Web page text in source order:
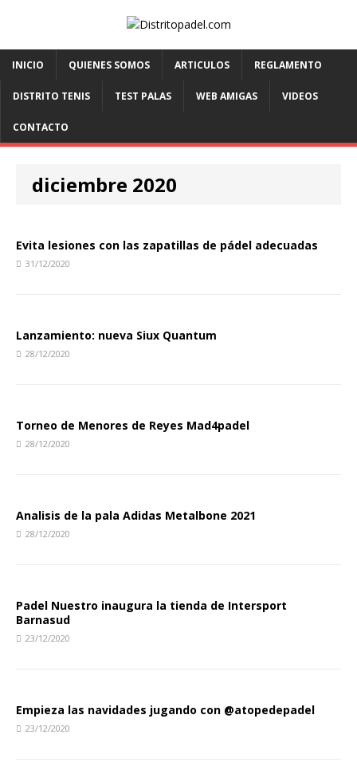
INICIO QUIENES SOMOS ARTICULOS REGLAMENTO
DISTRITO TENIS TEST PALAS WEB AMIGAS VIDEOS
CONTACTO
diciembre 2020
Evita lesiones con las zapatillas de pádel adecuadas
31/12/2020
Lanzamiento: nueva Siux Quantum
28/12/2020
Torneo de Menores de Reyes Mad4padel
28/12/2020
Analisis de la pala Adidas Metalbone 2021
28/12/2020
Padel Nuestro inaugura la tienda de Intersport
Barnasud
23/12/2020
Empieza las navidades jugando con @atopedepadel
23/12/2020